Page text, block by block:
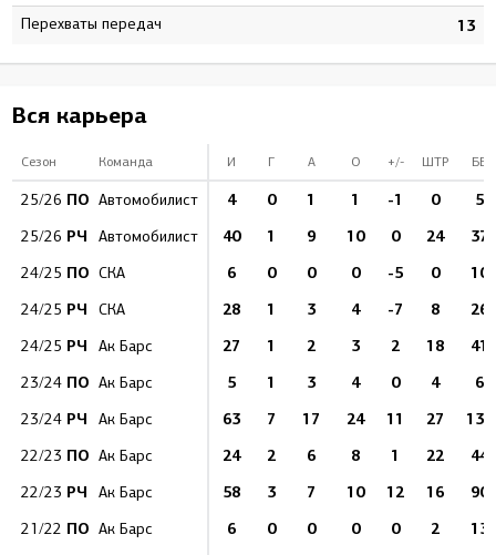
Перехваты передач 13
Вся карьера
Сезон Команда И Г А О +/- ШТР БВ
25/26 ПО Автомобилист 4 0 1 1 -1 0 5
25/26 РЧ Автомобилист 40 1 9 10 0 24 37
24/25 ПО СКА 6 0 0 0 -5 0 10
24/25 РЧ СКА 28 1 3 4 -7 8 26
24/25 РЧ Ак Барс 27 1 2 3 2 18 41
23/24 ПО Ак Барс 5 1 3 4 0 4 6
23/24 РЧ Ак Барс 63 7 17 24 11 27 137
22/23 ПО Ак Барс 24 2 6 8 1 22 44
22/23 РЧ Ак Барс 58 3 7 10 12 16 90
21/22 ПО Ак Барс 6 0 0 0 0 2 13